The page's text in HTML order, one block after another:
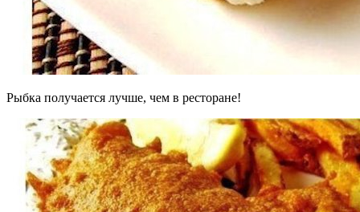
Рыбка получается лучше, чем в ресторане!